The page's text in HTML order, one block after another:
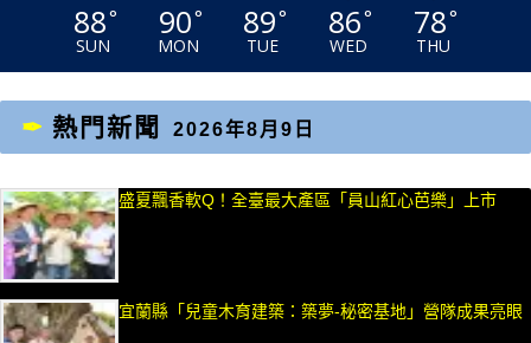
88°
SUN
90°
MON
89°
TUE
86°
WED
78°
THU
熱門新聞 2026年8月9日
盛夏飄香軟Q！全臺最大產區「員山紅心芭樂」上市
宜蘭縣「兒童木育建築：築夢-秘密基地」營隊成果亮眼